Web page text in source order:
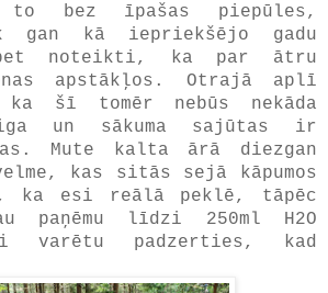
to bez īpašas piepūles,
gan kā iepriekšējo gadu
noteikti, ka par ātru
apstākļos. Otrajā aplī
šī tomēr nebūs nekāda
un sākuma sajūtas ir
Mute kalta ārā diezgan
kas sitās sejā kāpumos
ka esi reālā peklē, tāpēc
paņēmu līdzi 250ml H2O
padzerties, kad